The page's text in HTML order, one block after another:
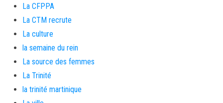
La CFPPA
La CTM recrute
La culture
la semaine du rein
La source des femmes
La Trinité
la trinité martinique